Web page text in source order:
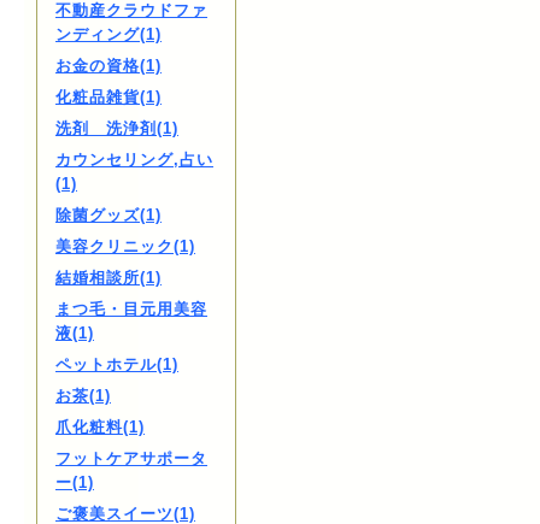
不動産クラウドファ
ンディング(1)
お金の資格(1)
化粧品雑貨(1)
洗剤 洗浄剤(1)
カウンセリング,占い
(1)
除菌グッズ(1)
美容クリニック(1)
結婚相談所(1)
まつ毛・目元用美容
液(1)
ペットホテル(1)
お茶(1)
爪化粧料(1)
フットケアサポータ
ー(1)
ご褒美スイーツ(1)